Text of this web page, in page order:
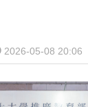
2026-05-08 20:06